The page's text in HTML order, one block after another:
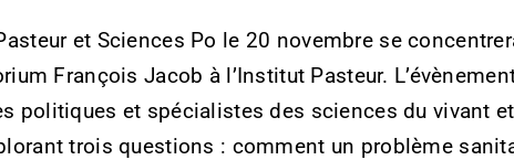
et Sciences Po le 20 novembre se
François Jacob à l’Institut Pasteur.
politiques et spécialistes des sciences du vivant
trois questions : comment un problème